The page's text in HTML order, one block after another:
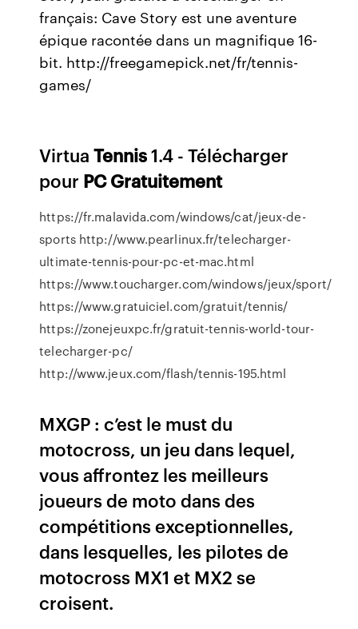
français: Cave Story est une aventure
épique racontée dans un magnifique 16-
bit. http://freegamepick.net/fr/tennis-
games/
VirtuaTennis1.4 - Télécharger
pour PCGratuitement
https://fr.malavida.com/windows/cat/jeux-de-
sports http://www.pearlinux.fr/telecharger-
ultimate-tennis-pour-pc-et-mac.html
https://www.toucharger.com/windows/jeux/sport/
https://www.gratuiciel.com/gratuit/tennis/
https://zonejeuxpc.fr/gratuit-tennis-world-tour-
telecharger-pc/
http://www.jeux.com/flash/tennis-195.html
MXGP : c’est le must du
motocross, un jeu dans lequel,
vous affrontez les meilleurs
joueurs de moto dans des
compétitions exceptionnelles,
dans lesquelles, les pilotes de
motocross MX1 et MX2 se
croisent.